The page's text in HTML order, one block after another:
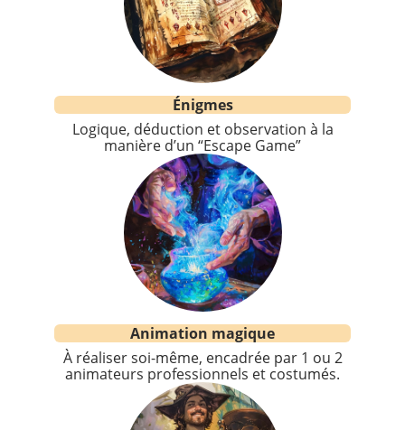
Énigmes
Logique, déduction et observation à la
manière d’un “Escape Game”
Animation magique
À réaliser soi-même, encadrée par 1 ou 2
animateurs professionnels et costumés.